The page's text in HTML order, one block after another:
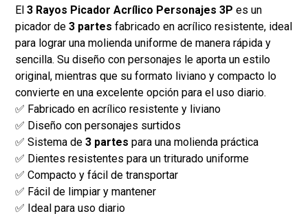
El3 Rayos Picador Acrílico Personajes 3P es un
picador de3 partes fabricado en acrílico resistente, ideal
para lograr una molienda uniforme de manera rápida y
sencilla. Su diseño con personajes le aporta un estilo
original, mientras que su formato liviano y compacto lo
convierte en una excelente opción para el uso diario.
✅ Fabricado en acrílico resistente y liviano
✅ Diseño con personajes surtidos
✅ Sistema de3 partes para una molienda práctica
✅ Dientes resistentes para un triturado uniforme
✅ Compacto y fácil de transportar
✅ Fácil de limpiar y mantener
✅ Ideal para uso diario